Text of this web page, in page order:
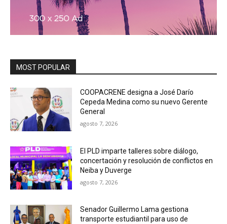
MOST POPULAR
COOPACRENE designa a José Darío
Cepeda Medina como su nuevo Gerente
General
agosto 7, 2026
El PLD imparte talleres sobre diálogo,
concertación y resolución de conflictos en
Neiba y Duverge
agosto 7, 2026
Senador Guillermo Lama gestiona
transporte estudiantil para uso de